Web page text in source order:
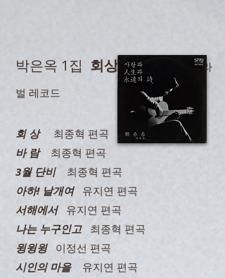
박은옥 1집 회상 1978.12.20
/ 서라
벌 레코드
회 상 최종혁 편곡
바 람최종혁 편곡
3월 단비최종혁 편곡
아하! 날개여 유지연 편곡
서해에서 유지연 편곡
나는 누구인고최종혁 편곡
윙윙윙 이정선 편곡
시인의 마을유지연 편곡